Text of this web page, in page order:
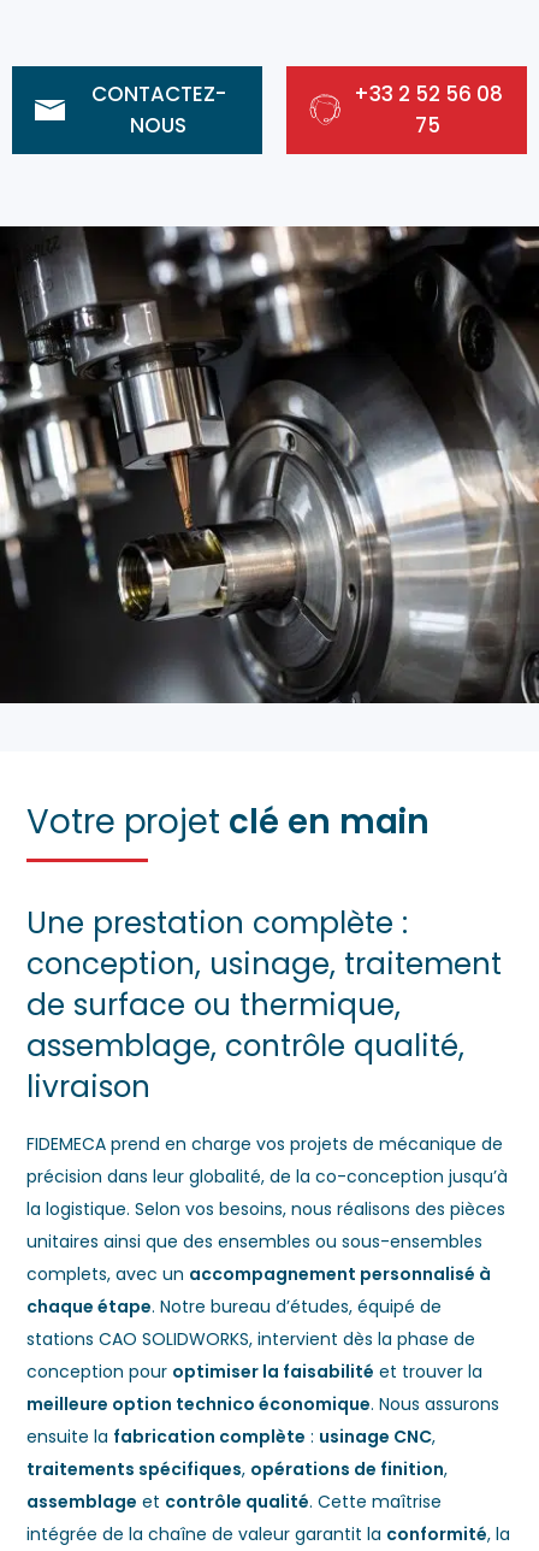
CONTACTEZ-
NOUS
+33 2 52 56 08
75
Votre projet clé en main
Une prestation complète :
conception, usinage, traitement
de surface ou thermique,
assemblage, contrôle qualité,
livraison
FIDEMECA prend en charge vos projets de mécanique de
précision dans leur globalité, de la co-conception jusqu’à
la logistique. Selon vos besoins, nous réalisons des pièces
unitaires ainsi que des ensembles ou sous-ensembles
complets, avec un accompagnement personnalisé à
chaque étape. Notre bureau d’études, équipé de
stations CAO SOLIDWORKS, intervient dès la phase de
conception pour optimiser la faisabilité et trouver la
meilleure option technico économique. Nous assurons
ensuite la fabrication complète : usinage CNC,
traitements spécifiques, opérations de finition,
assemblage et contrôle qualité. Cette maîtrise
intégrée de la chaîne de valeur garantit la conformité, la